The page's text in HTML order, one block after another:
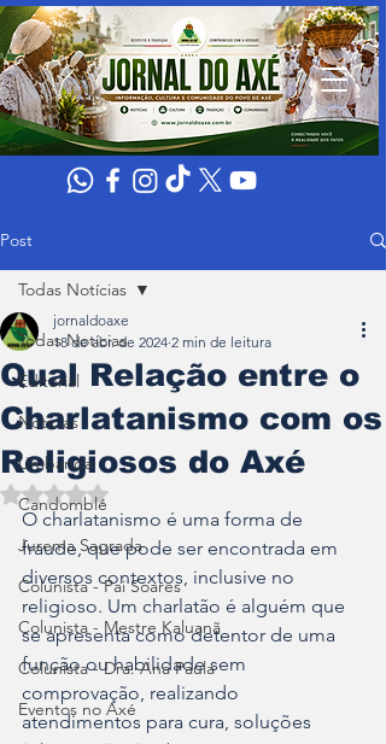
Post
Todas Notícias
Editorial
Noticias
Umbanda
Candomblé
Jurema Sagrada
Colunista - Pai Soares
Colunista - Mestre Kaluanã
Colunista - Dra. Ana Paula
Eventos no Axé
Todas Notícias
Qual Relação entre o
Charlatanismo com os
Religiosos do Axé
jornaldoaxe
18 de abr. de 2024 2 min de leitura
Avaliado com NaN de 5 estrelas.
O charlatanismo é uma forma de
fraude, que pode ser encontrada em
diversos contextos, inclusive no
religioso. Um charlatão é alguém que
se apresenta como detentor de uma
função ou habilidade sem
comprovação, realizando
atendimentos para cura, soluções